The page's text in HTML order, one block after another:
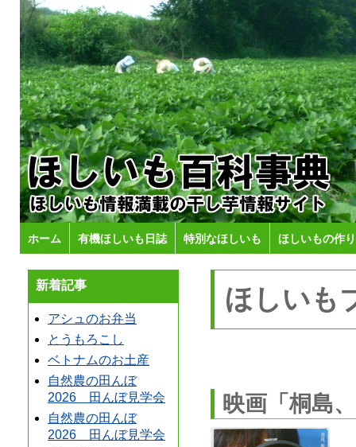
ホーム 有機ほしいも日誌 特別なほしいも ほしいもの作
新着記事
アシュのお弁当
とうもろこし
ベトナムのお土産
自然農の田んぼ
2026 田んぼ見学会
自然農の田んぼ
2026 田んぼ見学会
ほしいも
映画「桐島